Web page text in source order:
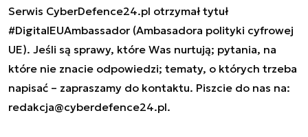
Serwis CyberDefence24.pl otrzymał tytuł
#DigitalEUAmbassador (Ambasadora polityki cyfrowej
UE). Jeśli są sprawy, które Was nurtują; pytania, na
które nie znacie odpowiedzi; tematy, o których trzeba
napisać – zapraszamy do kontaktu. Piszcie do nas na:
redakcja@cyberdefence24.pl.